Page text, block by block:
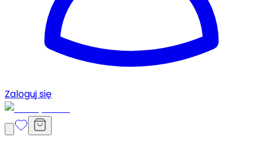
Zaloguj się